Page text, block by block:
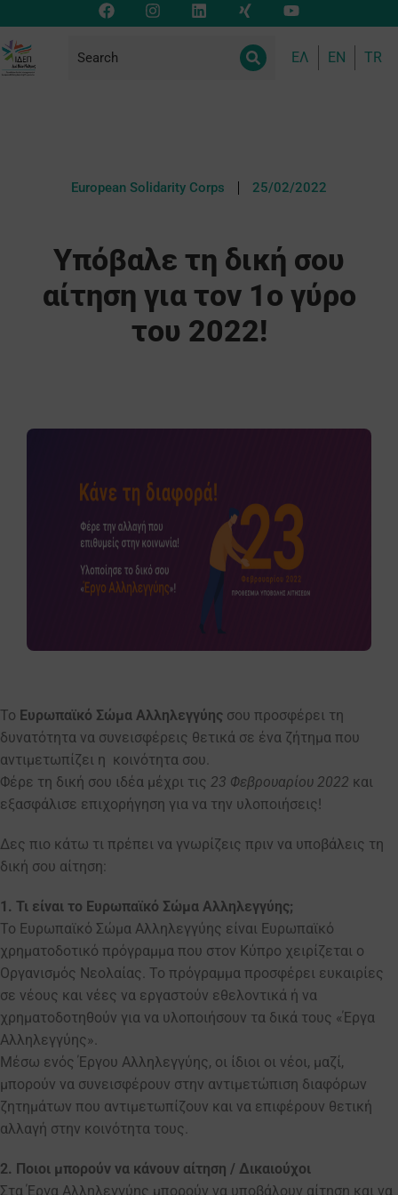
ΕΛ EN TR
European Solidarity Corps 25/02/2022
Υπόβαλε τη δική σου
αίτηση για τον 1ο γύρο
του 2022!
To Ευρωπαϊκό Σώμα Αλληλεγγύης σου προσφέρει τη
δυνατότητα να συνεισφέρεις θετικά σε ένα ζήτημα που
αντιμετωπίζει η κοινότητα σου.
Φέρε τη δική σου ιδέα μέχρι τις 23 Φεβρουαρίου 2022 και
εξασφάλισε επιχορήγηση για να την υλοποιήσεις!
Δες πιο κάτω τι πρέπει να γνωρίζεις πριν να υποβάλεις τη
δική σου αίτηση:
1. Τι είναι το Ευρωπαϊκό Σώμα Αλληλεγγύης;
Το Ευρωπαϊκό Σώμα Αλληλεγγύης είναι Ευρωπαϊκό
χρηματοδοτικό πρόγραμμα που στον Κύπρο χειρίζεται ο
Οργανισμός Νεολαίας. Το πρόγραμμα προσφέρει ευκαιρίες
σε νέους και νέες να εργαστούν εθελοντικά ή να
χρηματοδοτηθούν για να υλοποιήσουν τα δικά τους «Έργα
Αλληλεγγύης».
Μέσω ενός Έργου Αλληλεγγύης, οι ίδιοι οι νέοι, μαζί,
μπορούν να συνεισφέρουν στην αντιμετώπιση διαφόρων
ζητημάτων που αντιμετωπίζουν και να επιφέρουν θετική
αλλαγή στην κοινότητα τους.
2. Ποιοι μπορούν να κάνουν αίτηση / Δικαιούχοι
Στα Έργα Αλληλεγγύης μπορούν να υποβάλουν αίτηση και να